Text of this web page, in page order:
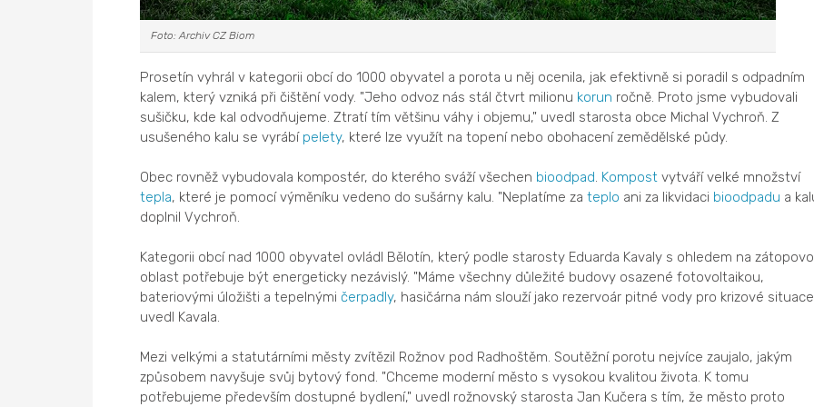
Foto: Archiv CZ Biom
Prosetín vyhrál v kategorii obcí do 1000 obyvatel a porota u něj ocenila, jak efektivně si poradil s odpadním
kalem, který vzniká při čištění vody. "Jeho odvoz nás stál čtvrt milionu korun ročně. Proto jsme vybudovali
sušičku, kde kal odvodňujeme. Ztratí tím většinu váhy i objemu," uvedl starosta obce Michal Vychroň. Z
usušeného kalu se vyrábí pelety, které lze využít na topení nebo obohacení zemědělské půdy.
Obec rovněž vybudovala kompostér, do kterého sváží všechen bioodpad. Kompostvytváří velké množství
tepla, které je pomocí výměníku vedeno do sušárny kalu. "Neplatíme za teplo ani za likvidaci bioodpadu a
doplnil Vychroň.
Kategorii obcí nad 1000 obyvatel ovládl Bělotín, který podle starosty Eduarda Kavaly s ohledem na
oblast potřebuje být energeticky nezávislý. "Máme všechny důležité budovy osazené fotovoltaikou,
bateriovými úložišti a tepelnými čerpadly, hasičárna nám slouží jako rezervoár pitné vody pro krizové
uvedl Kavala.
Mezi velkými a statutárními městy zvítězil Rožnov pod Radhoštěm. Soutěžní porotu nejvíce zaujalo, jakým
způsobem navyšuje svůj bytový fond. "Chceme moderní město s vysokou kvalitou života. K tomu
potřebujeme především dostupné bydlení," uvedl rožnovský starosta Jan Kučera s tím, že město proto